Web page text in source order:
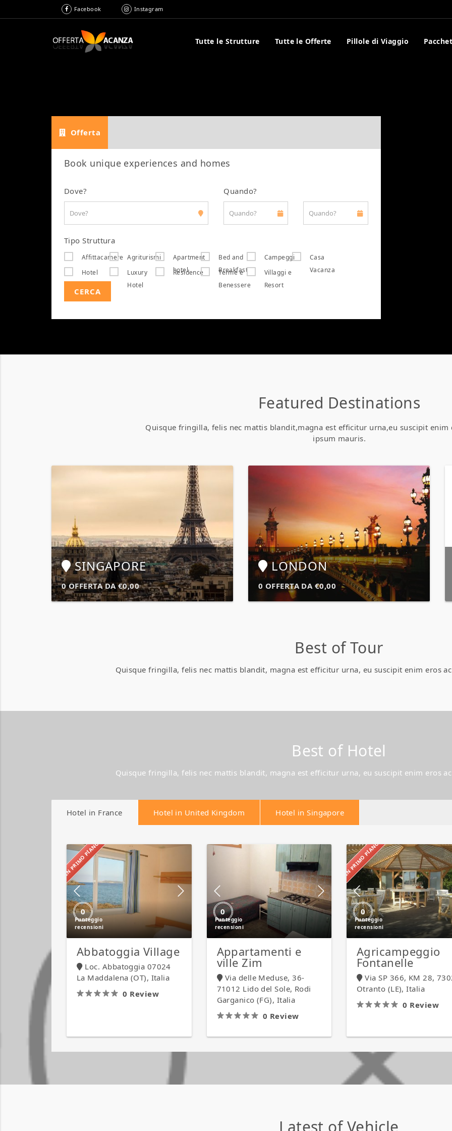
Facebook Instagram
Tutte le Strutture Tutte le Offerte Pillole di Viaggio
Offerta
Book unique experiences and homes
Dove? Quando?
Tipo Struttura
Affittacamere Agriturismi
Apartment
hotel
Bed and
Breakfast
Campeggi
Casa
Vacanza
Hotel
Luxury
Hotel
Residence
Terme e
Benessere
Villaggi e
Resort
CERCA
Featured Destinations
Quisque fringilla, felis nec mattis blandit,magna est efficitur urna,eu suscipit enim
ipsum mauris.
SINGAPORE
0 OFFERTA DA €0,00
LONDON
0 OFFERTA DA €0,00
Best of Tour
Quisque fringilla, felis nec mattis blandit, magna est efficitur urna, eu suscipit enim eros
Best of Hotel
Quisque fringilla, felis nec mattis blandit, magna est efficitur urna, eu suscipit enim eros
Hotel in France Hotel in United Kingdom Hotel in Singapore
IN PRIMO PIANO
0
Abbatoggia
Village
Abbatoggia Village
Loc. Abbatoggia 07024
La Maddalena (OT), Italia
0 Review
0
Appartamenti
Appartamenti e
ville Zim
Via delle Meduse, 36-
71012 Lido del Sole, Rodi
Garganico (FG), Italia
0 Review
IN PRIMO PIANO
0
Agricampeggio
Fontanelle
Agricampeggio
Fontanelle
Via SP 366, KM 28,
Otranto (LE), Italia
0 Review
IN PRIMO PIANOVillage
e
IN PRIMO PIANO
Agricampeggio
Fontanelle
IN PRIMO PIANOVillage
e
IN PRIMO PIANO
Agricampeggio
Fontanelle
Latest of Vehicle